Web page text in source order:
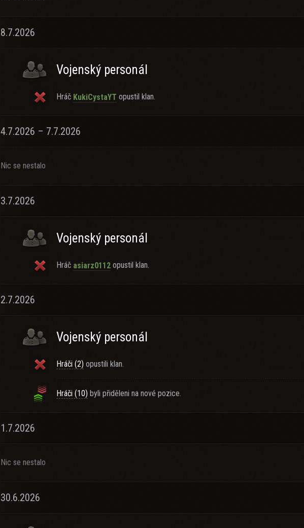
8.7.2026
Vojenský personál
Hráč KukiCystaYT opustil klan.
4.7.2026 – 7.7.2026
Nic se nestalo
3.7.2026
Vojenský personál
Hráč asiarz0112 opustil klan.
2.7.2026
Vojenský personál
Hráči (2) opustili klan.
Hráči (10) byli přiděleni na nové pozice.
1.7.2026
Nic se nestalo
30.6.2026